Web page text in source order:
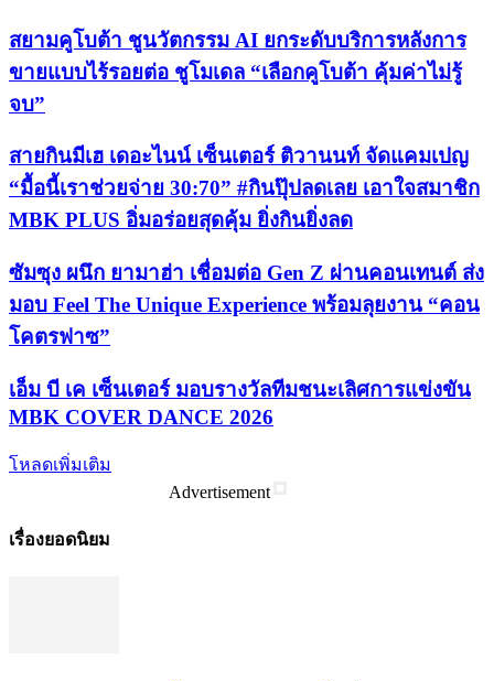
สยามคูโบต้า ชูนวัตกรรม AI ยกระดับบริการหลังการ
ขายแบบไร้รอยต่อ ชูโมเดล “เลือกคูโบต้า คุ้มค่าไม่รู้
จบ”
สายกินมีเฮ เดอะไนน์ เซ็นเตอร์ ติวานนท์ จัดแคมเปญ
“มื้อนี้เราช่วยจ่าย 30:70” #กินปุ๊ปลดเลย เอาใจสมาชิก
MBK PLUS อิ่มอร่อยสุดคุ้ม ยิ่งกินยิ่งลด
ซัมซุง ผนึก ยามาฮ่า เชื่อมต่อ Gen Z ผ่านคอนเทนต์ ส่ง
มอบ Feel The Unique Experience พร้อมลุยงาน “คอน
โคตรฟาซ”
เอ็ม บี เค เซ็นเตอร์ มอบรางวัลทีมชนะเลิศการแข่งขัน
MBK COVER DANCE 2026
โหลดเพิ่มเติม
Advertisement
เรื่องยอดนิยม